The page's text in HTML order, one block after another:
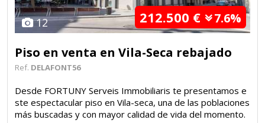
12 212.500 € 7.6%
Piso en venta en Vila-Seca rebajado
Ref. DELAFONT56
Desde FORTUNY Serveis Immobiliaris te presentamos e
ste espectacular piso en Vila-seca, una de las poblaciones
más buscadas y con mayor calidad de vida del momento.